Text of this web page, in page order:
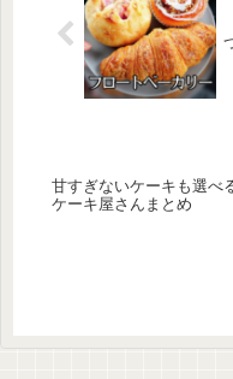
甘すぎないケーキも選べ
ケーキ屋さんまとめ